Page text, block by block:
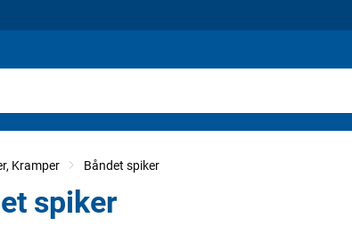
Kramper Båndet spiker
spiker